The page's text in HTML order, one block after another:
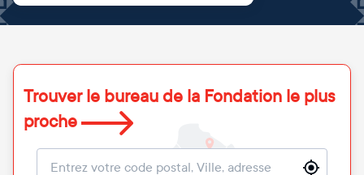
Trouver le bureau de la Fondation le plus
proche
Localisation